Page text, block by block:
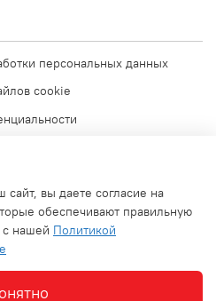
персональных данных
cookie
вы даете согласие на
обеспечивают правильную
с нашей Политикой